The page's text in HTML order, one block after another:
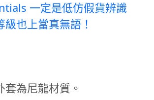
一定是低仿假貨辨識
級也上當真無語！
套為尼龍材質。